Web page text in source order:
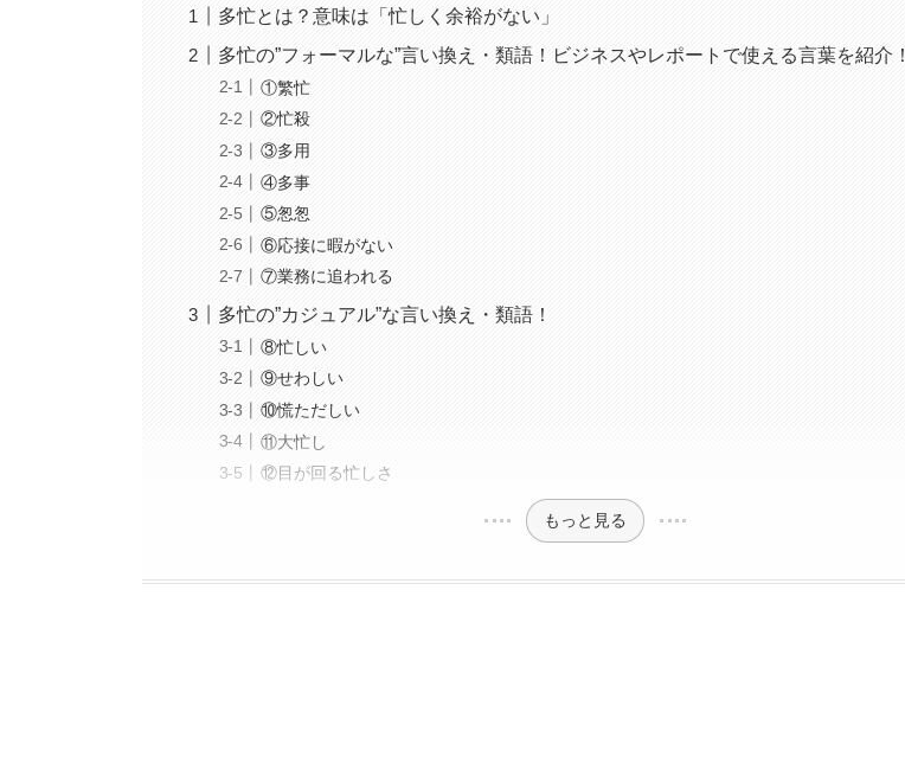
多忙とは？意味は「忙しく余裕がない」
多忙の”フォーマルな”言い換え・類語！ビジネスやレポートで使える言葉を紹介！
①繁忙
②忙殺
③多用
④多事
⑤怱怱
⑥応接に暇がない
⑦業務に追われる
多忙の”カジュアル”な言い換え・類語！
⑧忙しい
⑨せわしい
⑩慌ただしい
⑪大忙し
⑫目が回る忙しさ
もっと見る